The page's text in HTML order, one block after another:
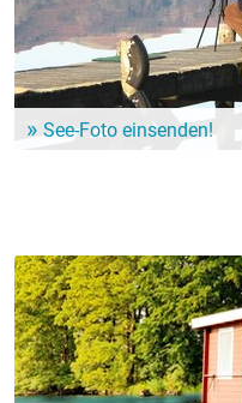
See-Foto einsenden!